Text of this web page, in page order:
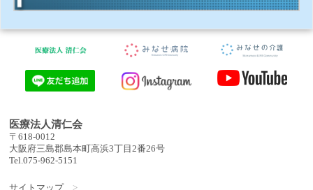
医療法人清仁会
〒618-0012
大阪府三島郡島本町高浜3丁目2番26号
Tel.075-962-5151